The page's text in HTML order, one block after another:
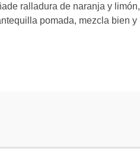
ralladura de naranja y limón,
pomada, mezcla bien y